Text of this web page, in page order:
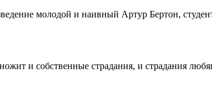
молодой и наивный Артур Бертон,
и собственные страдания, и страдания